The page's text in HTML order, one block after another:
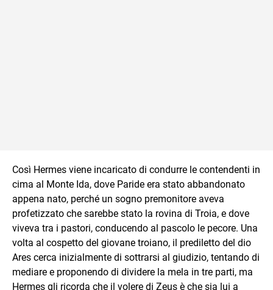
Così Hermes viene incaricato di condurre le contendenti in
cima al Monte Ida, dove Paride era stato abbandonato
appena nato, perché un sogno premonitore aveva
profetizzato che sarebbe stato la rovina di Troia, e dove
viveva tra i pastori, conducendo al pascolo le pecore. Una
volta al cospetto del giovane troiano, il prediletto del dio
Ares cerca inizialmente di sottrarsi al giudizio, tentando di
mediare e proponendo di dividere la mela in tre parti, ma
Hermes gli ricorda che il volere di Zeus è che sia lui a